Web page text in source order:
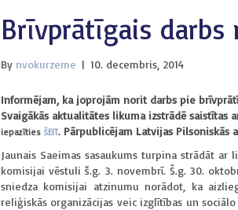
Brīvprātīgais darbs
By nvokurzeme | 10. decembris, 2014
Informējam, ka joprojām norit darbs pie
Svaigākās aktualitātes likuma izstrādē saistītas
iepazīties ŠEIT.Pārpublicējam Latvijas Pilsoniskās
Jaunais Saeimas sasaukums turpina strādāt
komisijai vēstuli š.g. 3. novembrī. Š.g. 30.
sniedza komisijai atzinumu norādot, ka
reliģiskās organizācijas veic izglītības un